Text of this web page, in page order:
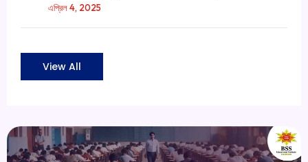
এপ্রিল 4, 2025
View All